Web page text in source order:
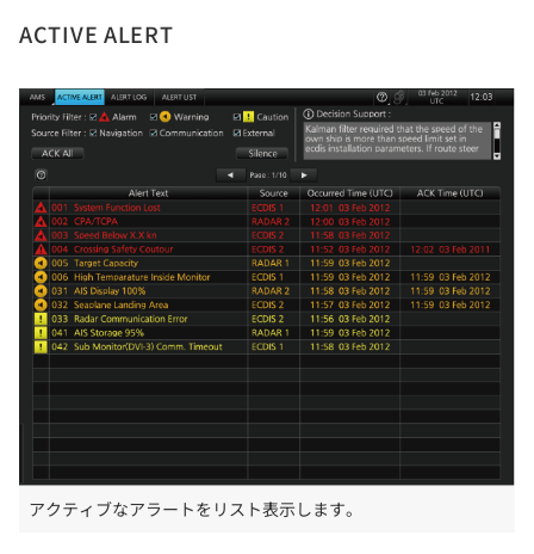
ACTIVE ALERT
アクティブなアラートをリスト表示します。